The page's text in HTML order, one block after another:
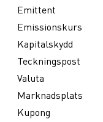
Emittent
Emissionskurs
Kapitalskydd
Teckningspost
Valuta
Marknadsplats
Kupong